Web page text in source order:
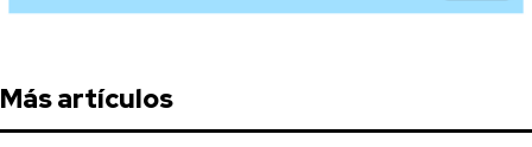
Más artículos